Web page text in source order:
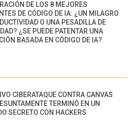
DE LOS 8 MEJORES
DE CÓDIGO DE IA: ¿UN MILAGRO
O UNA PESADILLA DE
¿SE PUEDE PATENTAR UNA
BASADA EN CÓDIGO DE IA?
CIBERATAQUE CONTRA CANVAS
TERMINÓ EN UN
SECRETO CON HACKERS